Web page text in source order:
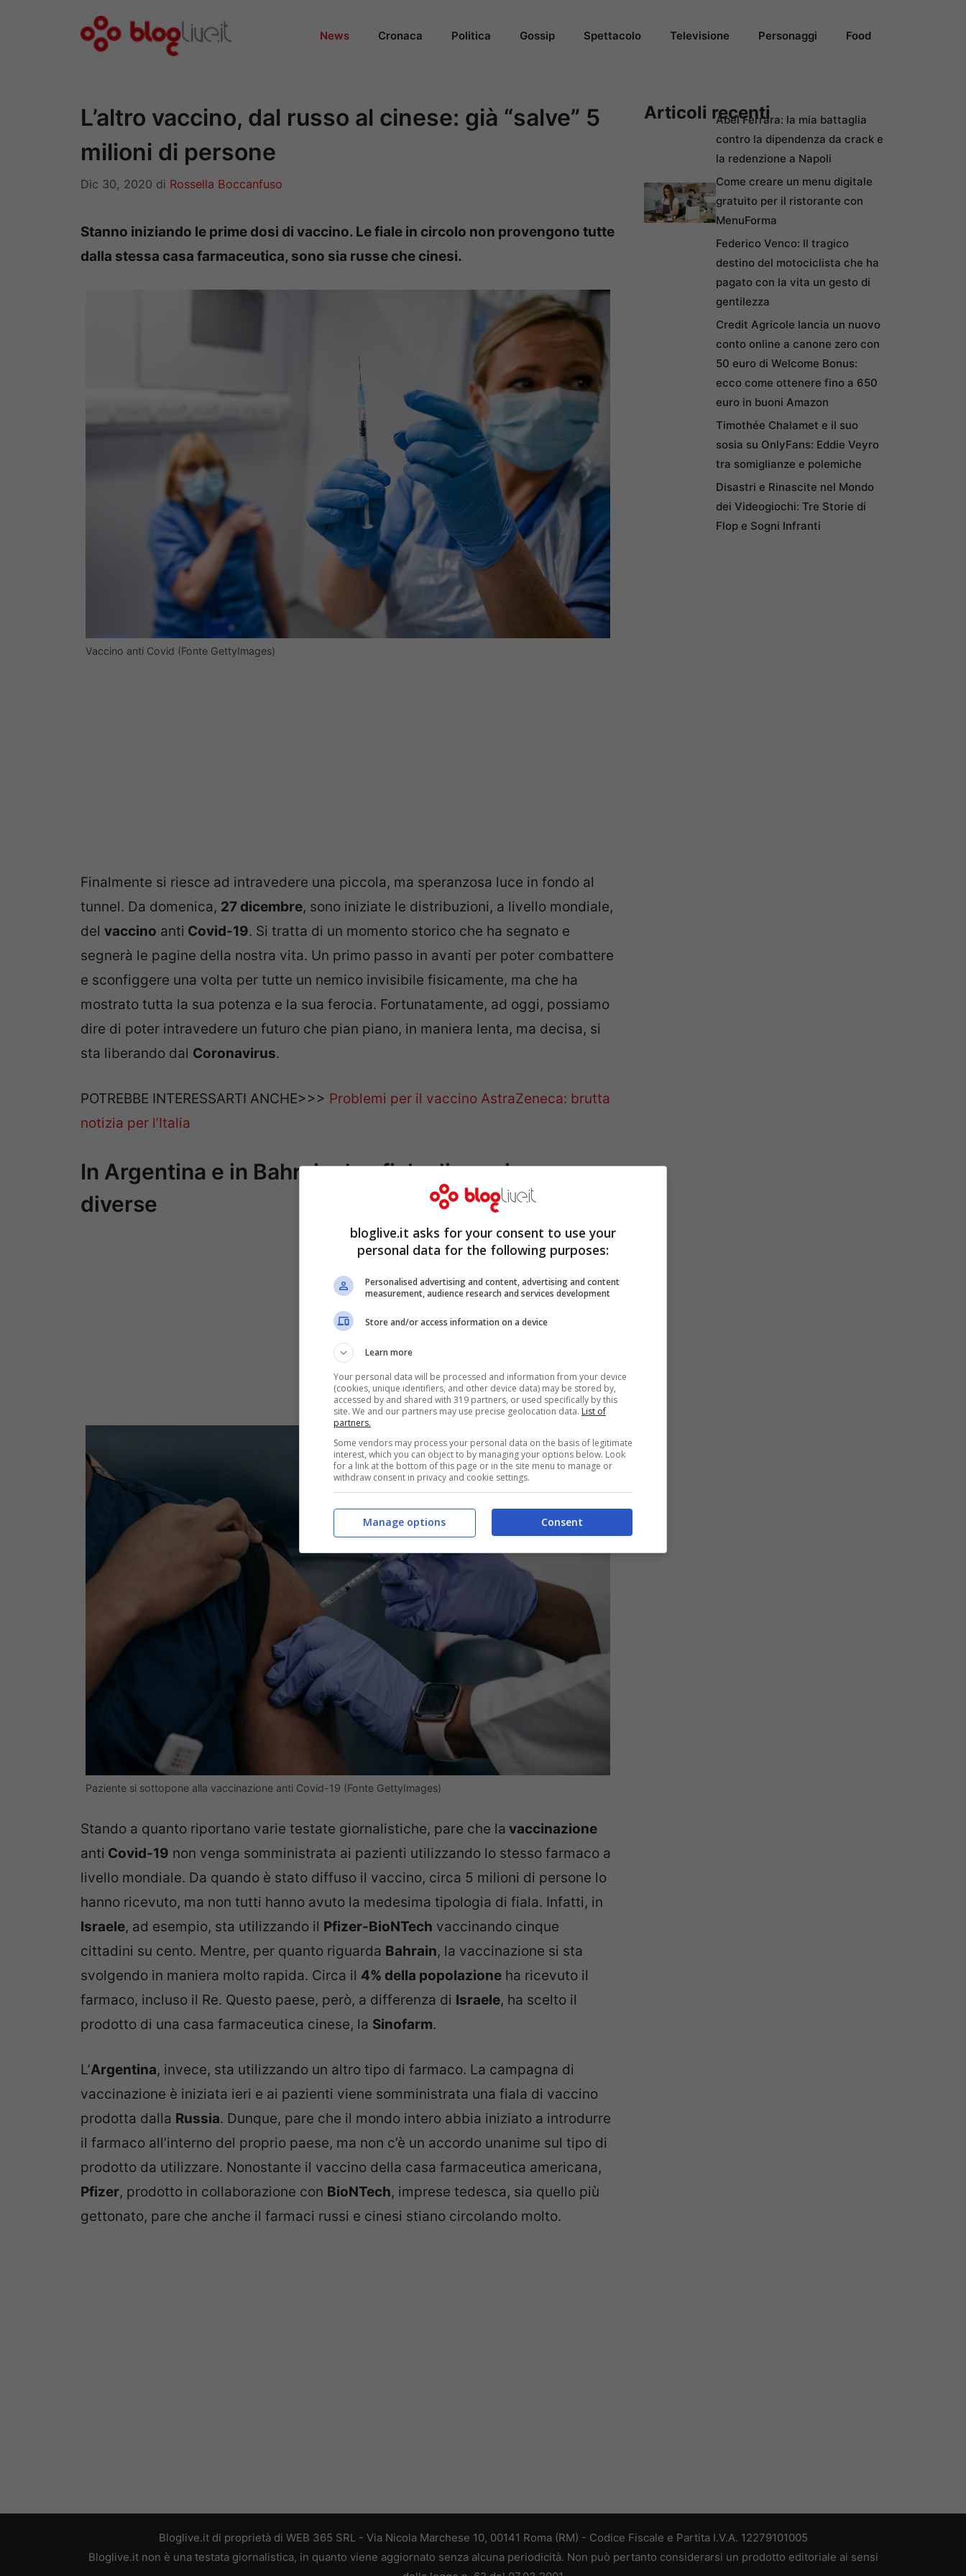
News Cronaca Politica Gossip Spettacolo Televisione Personaggi Food
L’altro vaccino, dal russo al cinese: già “salve” 5
milioni di persone
Dic 30, 2020 di Rossella Boccanfuso
Stanno iniziando le prime dosi di vaccino. Le fiale in circolo non provengono tutte
dalla stessa casa farmaceutica, sono sia russe che cinesi.
Vaccino anti Covid (Fonte GettyImages)
Finalmente si riesce ad intravedere una piccola, ma speranzosa luce in fondo al
tunnel. Da domenica, 27 dicembre, sono iniziate le distribuzioni, a livello mondiale,
del vaccino anti Covid-19. Si tratta di un momento storico che ha segnato e
segnerà le pagine della nostra vita. Un primo passo in avanti per poter combattere
e sconfiggere una volta per tutte un nemico invisibile fisicamente, ma che ha
mostrato tutta la sua potenza e la sua ferocia. Fortunatamente, ad oggi, possiamo
dire di poter intravedere un futuro che pian piano, in maniera lenta, ma decisa, si
sta liberando dal Coronavirus.
POTREBBE INTERESSARTI ANCHE>>> Problemi per il vaccino AstraZeneca: brutta
notizia per l’Italia
In Argentina e in Bahrain due fiale di vaccino
diverse
Paziente si sottopone alla vaccinazione anti Covid-19 (Fonte GettyImages)
Stando a quanto riportano varie testate giornalistiche, pare che la vaccinazione
anti Covid-19 non venga somministrata ai pazienti utilizzando lo stesso farmaco a
livello mondiale. Da quando è stato diffuso il vaccino, circa 5 milioni di persone lo
hanno ricevuto, ma non tutti hanno avuto la medesima tipologia di fiala. Infatti, in
Israele, ad esempio, sta utilizzando il Pfizer-BioNTech vaccinando cinque
cittadini su cento. Mentre, per quanto riguarda Bahrain, la vaccinazione si sta
svolgendo in maniera molto rapida. Circa il 4% della popolazione ha ricevuto il
farmaco, incluso il Re. Questo paese, però, a differenza di Israele, ha scelto il
prodotto di una casa farmaceutica cinese, la Sinofarm.
L’Argentina, invece, sta utilizzando un altro tipo di farmaco. La campagna di
vaccinazione è iniziata ieri e ai pazienti viene somministrata una fiala di vaccino
prodotta dalla Russia. Dunque, pare che il mondo intero abbia iniziato a introdurre
il farmaco all’interno del proprio paese, ma non c’è un accordo unanime sul tipo di
prodotto da utilizzare. Nonostante il vaccino della casa farmaceutica americana,
Pfizer, prodotto in collaborazione con BioNTech, imprese tedesca, sia quello più
gettonato, pare che anche il farmaci russi e cinesi stiano circolando molto.
Articoli recentiAbel Ferrara: la mia battaglia
contro la dipendenza da crack e
la redenzione a Napoli
Come creare un menu digitale
gratuito per il ristorante con
MenuForma
Federico Venco: Il tragico
destino del motociclista che ha
pagato con la vita un gesto di
gentilezza
Credit Agricole lancia un nuovo
conto online a canone zero con
50 euro di Welcome Bonus:
ecco come ottenere fino a 650
euro in buoni Amazon
Timothée Chalamet e il suo
sosia su OnlyFans: Eddie Veyro
tra somiglianze e polemiche
Disastri e Rinascite nel Mondo
dei Videogiochi: Tre Storie di
Flop e Sogni Infranti
Bloglive.it di proprietà di WEB 365 SRL - Via Nicola Marchese 10, 00141 Roma (RM) - Codice Fiscale e Partita I.V.A. 12279101005
Bloglive.it non è una testata giornalistica, in quanto viene aggiornato senza alcuna periodicità. Non può pertanto considerarsi un prodotto editoriale ai sensi
bloglive.it asks for your consent to use your
personal data for the following purposes:
Personalised advertising and content, advertising and content
measurement, audience research and services development
Store and/or access information on a device
Learn more
Your personal data will be processed and information from your device
(cookies, unique identifiers, and other device data) may be stored by,
accessed by and shared with 319 partners, or used specifically by this
site. We and our partners may use precise geolocation data. List of
partners.
Some vendors may process your personal data on the basis of legitimate
interest, which you can object to by managing your options below. Look
for a link at the bottom of this page or in the site menu to manage or
withdraw consent in privacy and cookie settings.
Consent
Manage options